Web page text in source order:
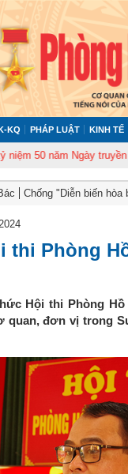
KQ PHÁP LUẬT KINH TẾ
Ngày truyền thống (12-
Chống "Diễn biến hòa
thi Phòng
Hội thi Phòng Hồ
quan, đơn vị trong